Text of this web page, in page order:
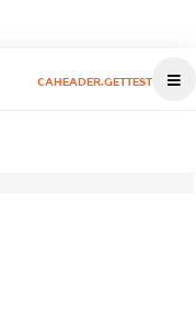
CAHEADER.GETTEST